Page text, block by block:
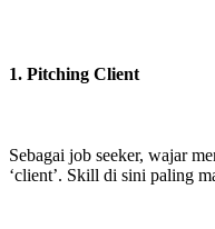
1. Pitching Client
Sebagai job seeker, wajar
‘client’. Skill di sini paling